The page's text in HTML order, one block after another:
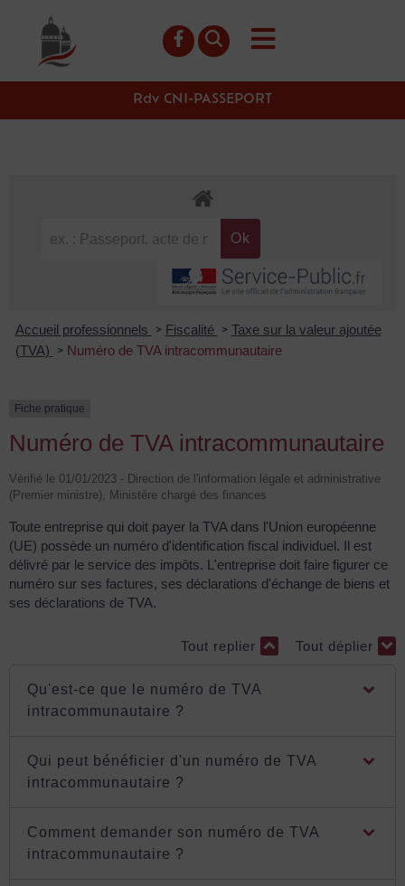
principal
Rdv CNI-PASSEPORT
Accueil professionnels > Fiscalité > Taxe sur la valeur ajoutée
(TVA)
> Numéro de TVA intracommunautaire
Fiche pratique
Numéro de TVA intracommunautaire
Vérifié le 01/01/2023 - Direction de l'information légale et administrative
(Premier ministre), Ministère chargé des finances
Toute entreprise qui doit payer la TVA dans l'Union européenne
(UE) possède un numéro d'identification fiscal individuel. Il est
délivré par le service des impôts. L'entreprise doit faire figurer ce
numéro sur ses factures, ses déclarations d'échange de biens et
ses déclarations de TVA.
Tout replier Tout déplier
Qu'est-ce que le numéro de TVA
intracommunautaire ?
Qui peut bénéficier d'un numéro de TVA
intracommunautaire ?
Comment demander son numéro de TVA
intracommunautaire ?